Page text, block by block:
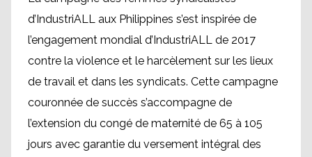
d’IndustriALL aux Philippines s’est inspirée de
l’engagement mondial d’IndustriALL de 2017
contre la violence et le harcèlement sur les lieux
de travail et dans les syndicats. Cette campagne
couronnée de succès s’accompagne de
l’extension du congé de maternité de 65 à 105
jours avec garantie du versement intégral des